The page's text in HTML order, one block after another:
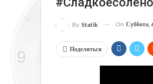
By Statik On Суббота,
Поделиться